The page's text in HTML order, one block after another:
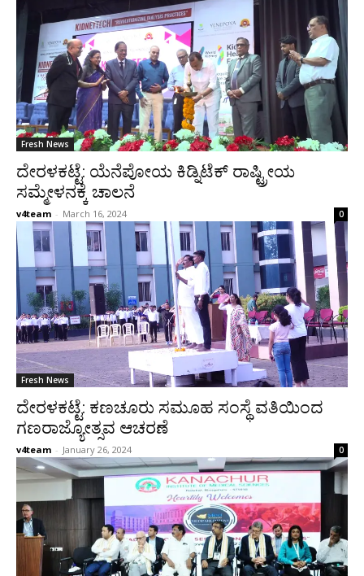
Fresh News
ದೇರಳಕಟ್ಟೆ: ಯೆನೆಪೋಯ ಕಿಡ್ನಿಟೆಕ್ ರಾಷ್ಟ್ರೀಯ
ಸಮ್ಮೇಳನಕ್ಕೆ ಚಾಲನೆ
v4team - March 16, 2024 0
Fresh News
ದೇರಳಕಟ್ಟೆ: ಕಣಚೂರು ಸಮೂಹ ಸಂಸ್ಥೆ ವತಿಯಿಂದ
ಗಣರಾಜ್ಯೋತ್ಸವ ಆಚರಣೆ
v4team - January 26, 2024 0